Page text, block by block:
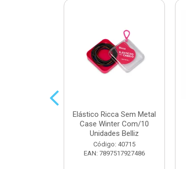
Elástico Ricca Sem Metal
Case Winter Com/10
Unidades Belliz
Código: 40715
EAN: 7897517927486